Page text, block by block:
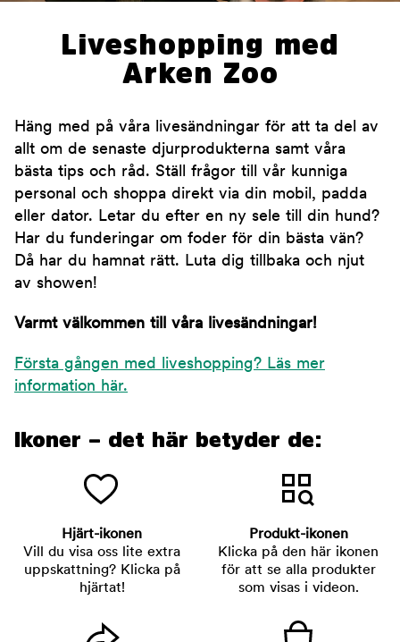
Liveshopping med
Arken Zoo
Häng med på våra livesändningar för att ta del av
allt om de senaste djurprodukterna samt våra
bästa tips och råd. Ställ frågor till vår kunniga
personal och shoppa direkt via din mobil, padda
eller dator. Letar du efter en ny sele till din hund?
Har du funderingar om foder för din bästa vän?
Då har du hamnat rätt. Luta dig tillbaka och njut
av showen!
Varmt välkommen till våra livesändningar!
Första gången med liveshopping? Läs mer
information här.
Ikoner – det här betyder de:
Hjärt-ikonen
Vill du visa oss lite extra
uppskattning? Klicka på
hjärtat!
Produkt-ikonen
Klicka på den här ikonen
för att se alla produkter
som visas i videon.